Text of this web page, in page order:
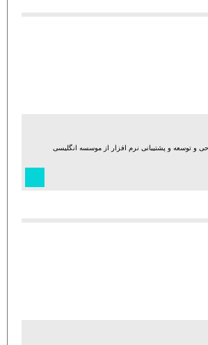
و توسعه و پشتیبانی نرم افزار از موسسه انگلیسی